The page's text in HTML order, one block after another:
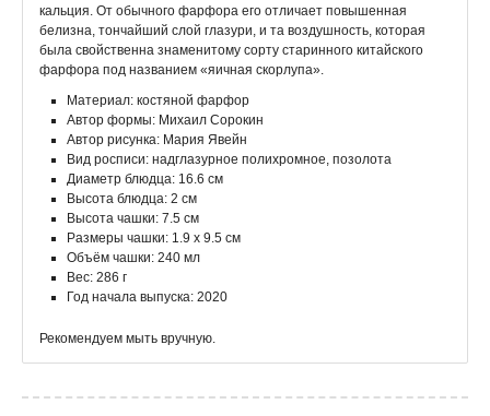
кальция. От обычного фарфора его отличает повышенная
белизна, тончайший слой глазури, и та воздушность, которая
была свойственна знаменитому сорту старинного китайского
фарфора под названием «яичная скорлупа».
Материал: костяной фарфор
Автор формы: Михаил Сорокин
Автор рисунка: Мария Явейн
Вид росписи: надглазурное полихромное, позолота
Диаметр блюдца: 16.6 см
Высота блюдца: 2 см
Высота чашки: 7.5 см
Размеры чашки: 1.9 х 9.5 см
Объём чашки: 240 мл
Вес: 286 г
Год начала выпуска: 2020
Рекомендуем мыть вручную.